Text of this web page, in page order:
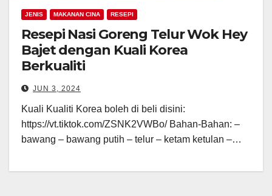
JENIS MAKANAN CINA RESEPI
Resepi Nasi Goreng Telur Wok Hey
Bajet dengan Kuali Korea
Berkualiti
JUN 3, 2024
Kuali Kualiti Korea boleh di beli disini:
https://vt.tiktok.com/ZSNK2VWBo/ Bahan-Bahan: –
bawang – bawang putih – telur – ketam ketulan –…